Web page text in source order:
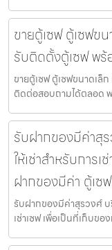
ขายตู้เซฟ ตู้เซฟข
รับติดตั้งตู้เซฟ พ
ขายตู้เซฟ ตู้เซฟขนาดเล็
ติดต่อสอบถามได้ตลอด
รับฝากของมีค่าสุ
ให้เช่าสำหรับการ
ฝากของมีค่า ตู้เซ
รับฝากของมีค่าสุรวงศ์
เช่าเซฟ เพื่อเป็นที่เก็บข